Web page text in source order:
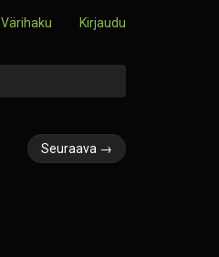
Värihaku Kirjaudu
Seuraava →